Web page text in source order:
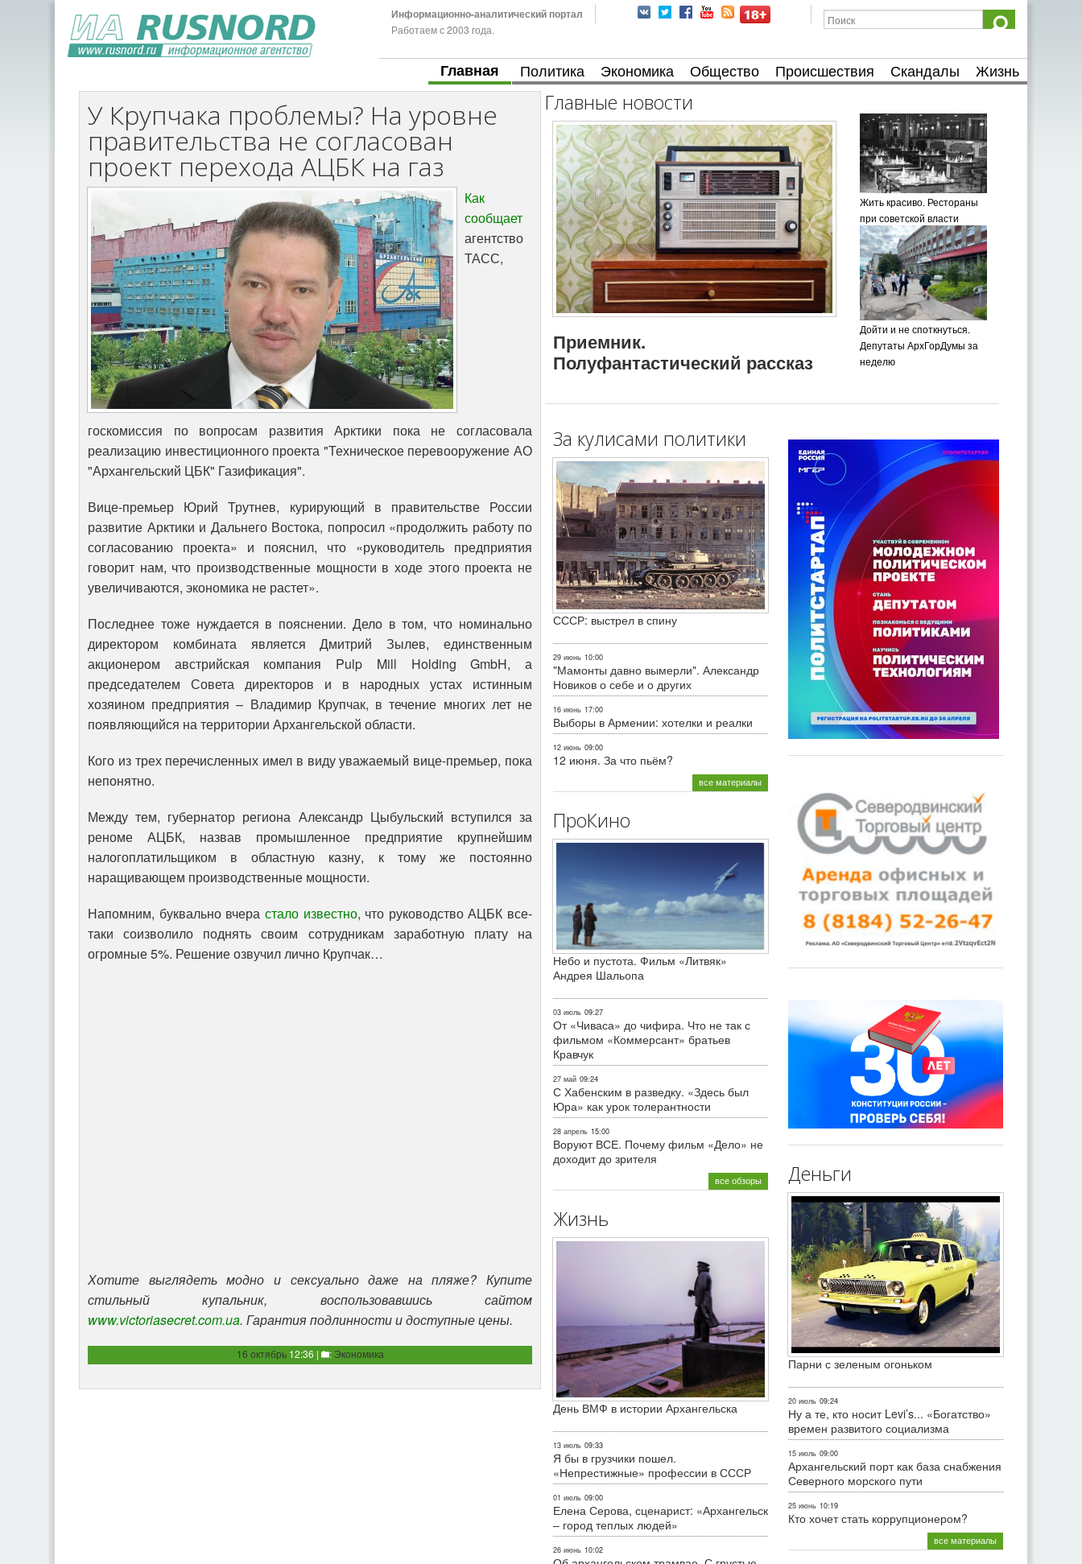
Информационно-аналитический портал
Работаем с 2003 года.
Главная Политика Экономика Общество Происшествия Скандалы Жизнь
У Крупчака проблемы? На уровне
правительства не согласован
проект перехода АЦБК на газ
Как
сообщает
агентство
ТАСС,
госкомиссия по вопросам развития Арктики пока не согласовала
реализацию инвестиционного проекта "Техническое перевооружение АО
"Архангельский ЦБК" Газификация".
Вице-премьер Юрий Трутнев, курирующий в правительстве России
развитие Арктики и Дальнего Востока, попросил «продолжить работу по
согласованию проекта» и пояснил, что «руководитель предприятия
говорит нам, что производственные мощности в ходе этого проекта не
увеличиваются, экономика не растет».
Последнее тоже нуждается в пояснении. Дело в том, что номинально
директором комбината является Дмитрий Зылев, единственным
акционером австрийская компания Pulp Mill Holding GmbH, а
председателем Совета директоров и в народных устах истинным
хозяином предприятия – Владимир Крупчак, в течение многих лет не
появляющийся на территории Архангельской области.
Кого из трех перечисленных имел в виду уважаемый вице-премьер, пока
непонятно.
Между тем, губернатор региона Александр Цыбульский вступился за
реноме АЦБК, назвав промышленное предприятие крупнейшим
налогоплатильщиком в областную казну, к тому же постоянно
наращивающем производственные мощности.
Напомним, буквально вчера стало известно, что руководство АЦБК все-
таки соизволило поднять своим сотрудникам заработную плату на
огромные 5%. Решение озвучил лично Крупчак…
Хотите выглядеть модно и сексуально даже на пляже? Купите
стильный купальник, воспользовавшись сайтом
www.victoriasecret.com.ua. Гарантия подлинности и доступные цены.
16 октябрь12:36 | : Экономика
Главные новости
Приемник.
Полуфантастический рассказ
Жить красиво. Рестораны
при советской власти
Дойти и не споткнуться.
Депутаты АрхГорДумы за
неделю
За кулисами политики
СССР: выстрел в спину
29 июнь 10:00
"Мамонты давно вымерли". Александр
Новиков о себе и о других
16 июнь 17:00
Выборы в Армении: хотелки и реалки
12 июнь 09:00
12 июня. За что пьём?
все материалы
ПроКино
Небо и пустота. Фильм «Литвяк»
Андрея Шальопа
03 июль 09:27
От «Чиваса» до чифира. Что не так с
фильмом «Коммерсант» братьев
Кравчук
27 май 09:24
С Хабенским в разведку. «Здесь был
Юра» как урок толерантности
28 апрель 15:00
Воруют ВСЕ. Почему фильм «Дело» не
доходит до зрителя
все обзоры
Жизнь
День ВМФ в истории Архангельска
13 июль 09:33
Я бы в грузчики пошел.
«Непрестижные» профессии в СССР
01 июль 09:00
Елена Серова, сценарист: «Архангельск
– город теплых людей»
26 июнь 10:02
Деньги
Парни с зеленым огоньком
20 июль 09:24
Ну а те, кто носит Levi’s... «Богатство»
времен развитого социализма
15 июль 09:00
Архангельский порт как база снабжения
Северного морского пути
25 июнь 10:19
Кто хочет стать коррупционером?
все материалы